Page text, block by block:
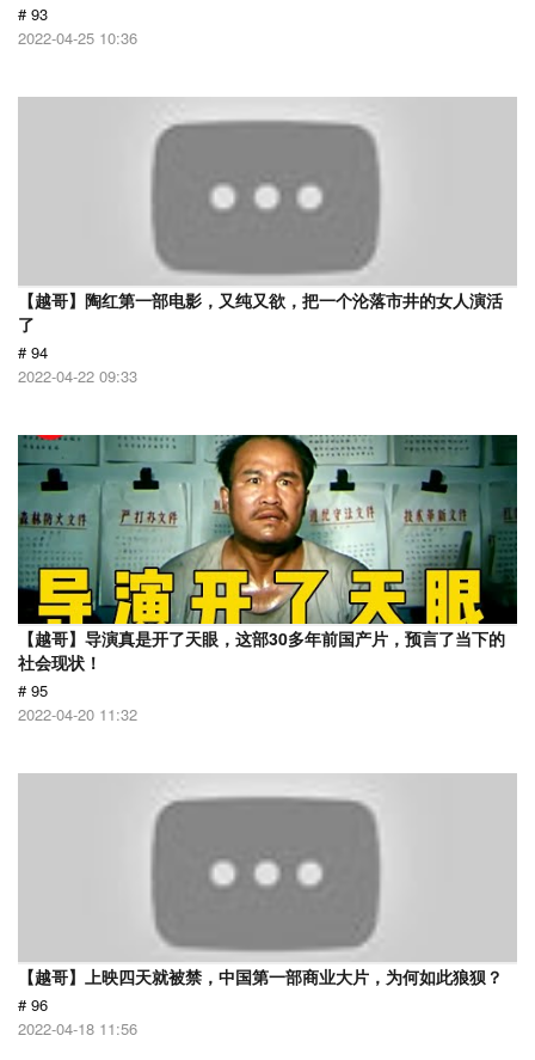
# 93
2022-04-25 10:36
【越哥】陶红第一部电影，又纯又欲，把一个沦落市井的女人演活
了
# 94
2022-04-22 09:33
【越哥】导演真是开了天眼，这部30多年前国产片，预言了当下的
社会现状！
# 95
2022-04-20 11:32
【越哥】上映四天就被禁，中国第一部商业大片，为何如此狼狈？
# 96
2022-04-18 11:56